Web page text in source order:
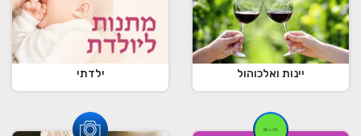
יינות ואלכוהול ילדתי